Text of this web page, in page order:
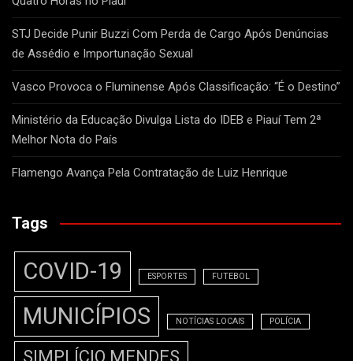
STJ Decide Punir Buzzi Com Perda de Cargo Após Denúncias
de Assédio e Importunação Sexual
Vasco Provoca o Fluminense Após Classificação: “É o Destino”
Ministério da Educação Divulga Lista do IDEB e Piauí Tem 2ª
Melhor Nota do País
Flamengo Avança Pela Contratação de Luiz Henrique
Tags
COVID-19 ESPORTES FUTEBOL
MUNICÍPIOS NOTÍCIAS LOCAIS POLÍCIA
SIMPLÍCIO MENDES